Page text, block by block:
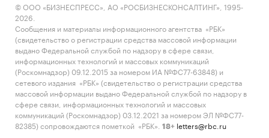
© ООО «БИЗНЕСПРЕСС», АО «РОСБИЗНЕСКОНСАЛТИНГ», 1995-
2026.
Сообщения и материалы информационного агентства «РБК»
(свидетельство о регистрации средства массовой информации
выдано Федеральной службой по надзору в сфере связи,
информационных технологий и массовых коммуникаций
(Роскомнадзор) 09.12.2015 за номером ИА №ФС77-63848) и
сетевого издания «РБК» (свидетельство о регистрации средства
массовой информации выдано Федеральной службой по надзору в
сфере связи, информационных технологий и массовых
коммуникаций (Роскомнадзор) 03.12.2021 за номером ЭЛ №ФС77-
82385) сопровождаются пометкой «РБК».
18+ letters@rbc.ru